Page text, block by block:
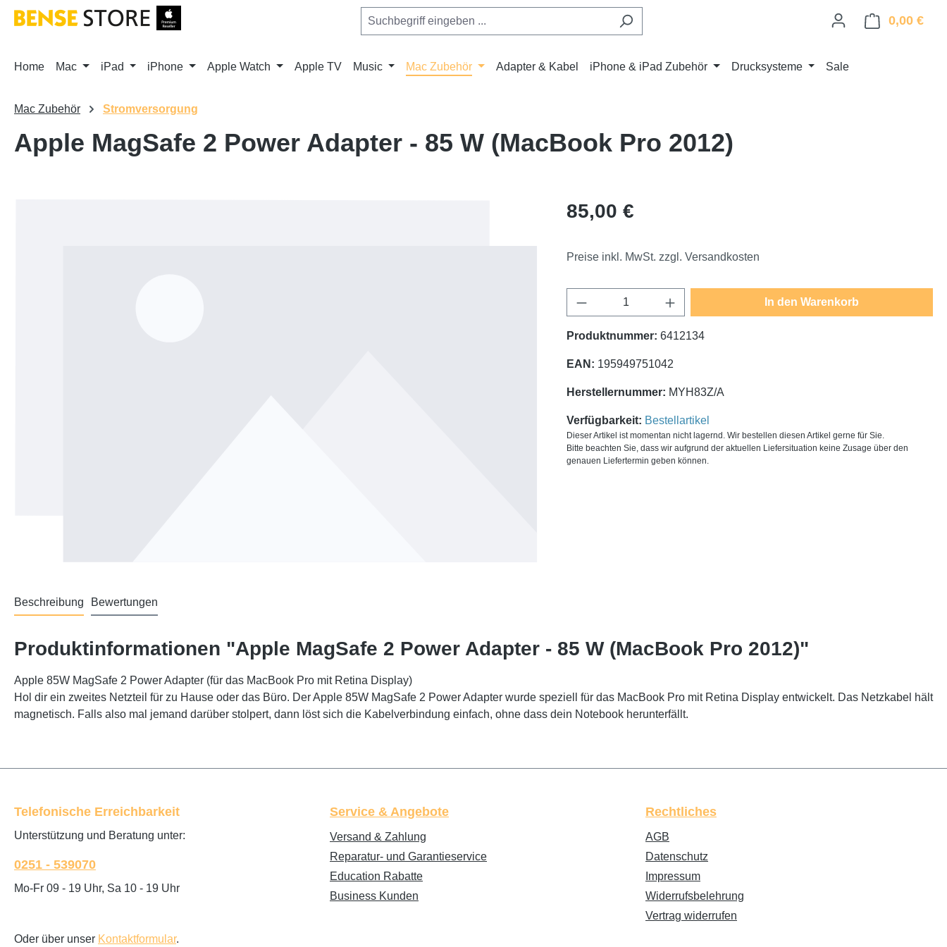
Hauptinhalt springen
Zur Suche springen
Zur Hauptnavigation springen 0,00 €
Home Mac iPad iPhone Apple Watch Apple TV Music Mac Zubehör Adapter & Kabel iPhone & iPad Zubehör Drucksysteme Sale
Mac Zubehör Stromversorgung
Apple MagSafe 2 Power Adapter - 85 W (MacBook Pro 2012)
Regulärer Preis:
85,00 €
Preise inkl. MwSt. zzgl. Versandkosten
Produkt Anzahl: Gib den gewünschten Wert ein
In den Warenkorb
Produktnummer: 6412134
EAN: 195949751042
Herstellernummer: MYH83Z/A
Verfügbarkeit: Bestellartikel
Dieser Artikel ist momentan nicht lagernd. Wir bestellen diesen Artikel gerne für Sie.
Bitte beachten Sie, dass wir aufgrund der aktuellen Liefersituation keine Zusage über den
genauen Liefertermin geben können.
Beschreibung Bewertungen
Produktinformationen "Apple MagSafe 2 Power Adapter - 85 W (MacBook Pro 2012)"
Apple 85W MagSafe 2 Power Adapter (für das MacBook Pro mit Retina Display)
Hol dir ein zweites Netzteil für zu Hause oder das Büro. Der Apple 85W MagSafe 2 Power Adapter wurde speziell für das MacBook Pro mit Retina Display entwickelt. Das Netzkabel hält
magnetisch. Falls also mal jemand darüber stolpert, dann löst sich die Kabelverbindung einfach, ohne dass dein Notebook herunterfällt.
Telefonische Erreichbarkeit
Unterstützung und Beratung unter:
0251 - 539070
Mo-Fr 09 - 19 Uhr, Sa 10 - 19 Uhr
Oder über unser Kontaktformular.
Service & Angebote
Versand & Zahlung
Reparatur- und Garantieservice
Education Rabatte
Business Kunden
Rechtliches
AGB
Datenschutz
Impressum
Widerrufsbelehrung
Vertrag widerrufen